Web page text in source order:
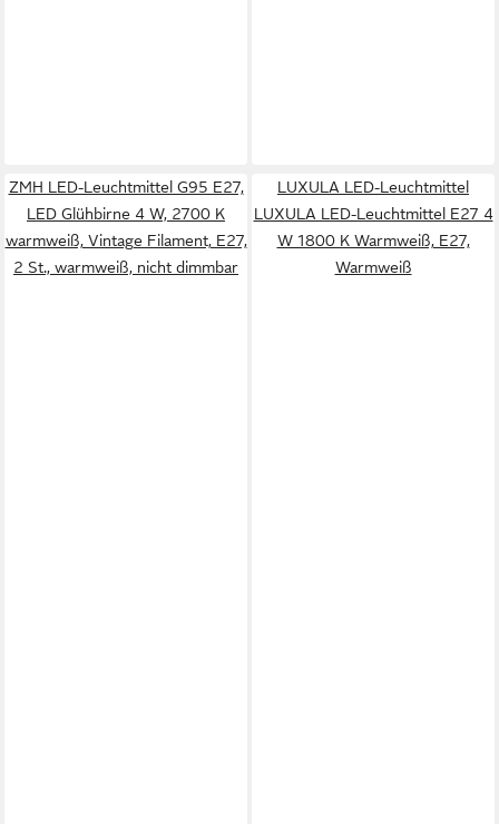
ZMH LED-Leuchtmittel G95 E27,
LED Glühbirne 4 W, 2700 K
warmweiß, Vintage Filament, E27,
2 St., warmweiß, nicht dimmbar
LUXULA LED-Leuchtmittel
LUXULA LED-Leuchtmittel E27 4
W 1800 K Warmweiß, E27,
Warmweiß